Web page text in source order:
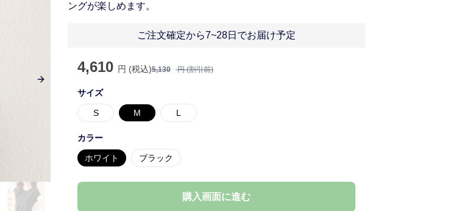
Next slide
ングが楽しめます。
ご注文確定から7~28日でお届け予定
4,610 円 (税込)5,130 円 (割引前)
サイズ
S M L
カラー
ホワイト ブラック
購入画面に進む